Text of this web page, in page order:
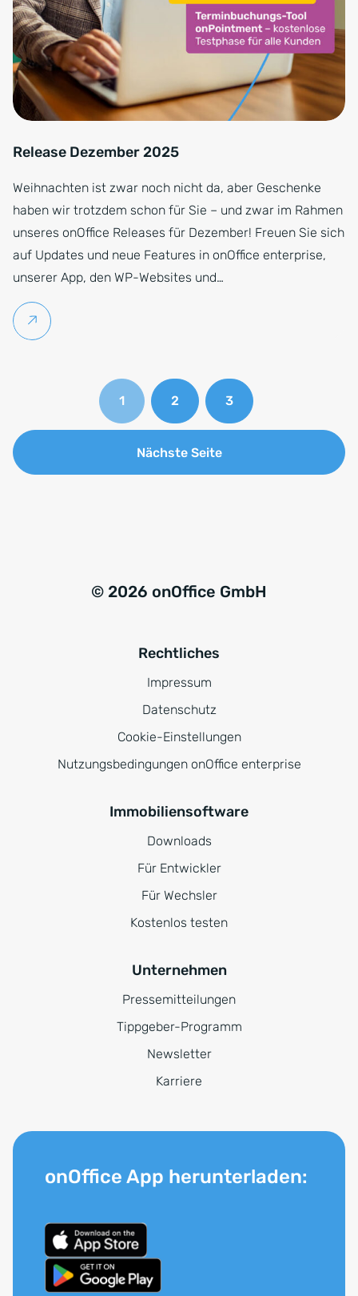
Release Dezember 2025
Weihnachten ist zwar noch nicht da, aber Geschenke
haben wir trotzdem schon für Sie – und zwar im Rahmen
unseres onOffice Releases für Dezember! Freuen Sie sich
auf Updates und neue Features in onOffice enterprise,
unserer App, den WP-Websites und…
Weiterlesen
1 2 3
Nächste Seite
© 2026 onOffice GmbH
Rechtliches
Impressum
Datenschutz
Cookie-Einstellungen
Nutzungsbedingungen onOffice enterprise
Immobiliensoftware
Downloads
Für Entwickler
Für Wechsler
Kostenlos testen
Unternehmen
Pressemitteilungen
Tippgeber-Programm
Newsletter
Karriere
onOffice App herunterladen: